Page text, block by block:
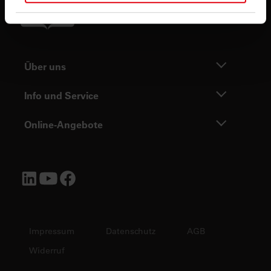
in unserenDatenschutzhinweisen.
Über uns
Info und Service
Online-Angebote
Impressum Datenschutz
AGB
Widerruf